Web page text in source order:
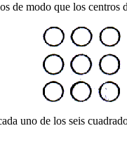
modo que los centros
uno de los seis